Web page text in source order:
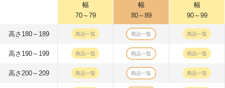
幅
70～79
幅
80～89
幅
90～99
高さ180～189 商品一覧 商品一覧 商品一覧
高さ190～199 商品一覧 商品一覧 商品一覧
高さ200～209 商品一覧 商品一覧 商品一覧